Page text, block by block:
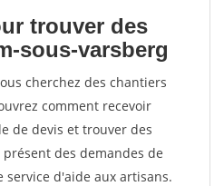
trouver des
sous-varsberg
cherchez des chantiers
comment recevoir
de devis et trouver des
des demandes de
d'aide aux artisans.